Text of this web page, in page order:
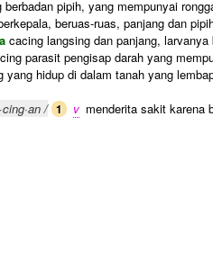
berbadan pipih, yang mempunyai
beruas-ruas, panjang dan
cacing langsing dan panjang,
parasit pengisap darah yang
yang hidup di dalam tanah yang
/ 1 v menderita sakit karena